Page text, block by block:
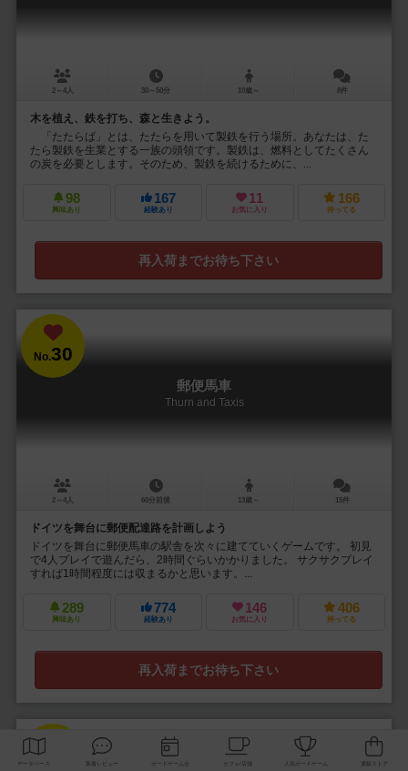
2～4人 30～50分 10歳～ 8件
木を植え、鉄を打ち、森と生きよう。
「たたらば」とは、たたらを用いて製鉄を行う場所。あなたは、た
たら製鉄を生業とする一族の頭領です。製鉄は、燃料としてたくさん
の炭を必要とします。そのため、製鉄を続けるために、...
98
興味あり
167
経験あり
11
お気に入り
166
持ってる
再入荷までお待ち下さい
No.30
郵便馬車
Thurn and Taxis
2～4人 60分前後 13歳～ 15件
ドイツを舞台に郵便配達路を計画しよう
ドイツを舞台に郵便馬車の駅舎を次々に建てていくゲームです。 初見
で4人プレイで遊んだら、2時間ぐらいかかりました。 サクサクプレイ
すれば1時間程度には収まるかと思います。...
289
興味あり
774
経験あり
146
お気に入り
406
持ってる
再入荷までお待ち下さい
No.